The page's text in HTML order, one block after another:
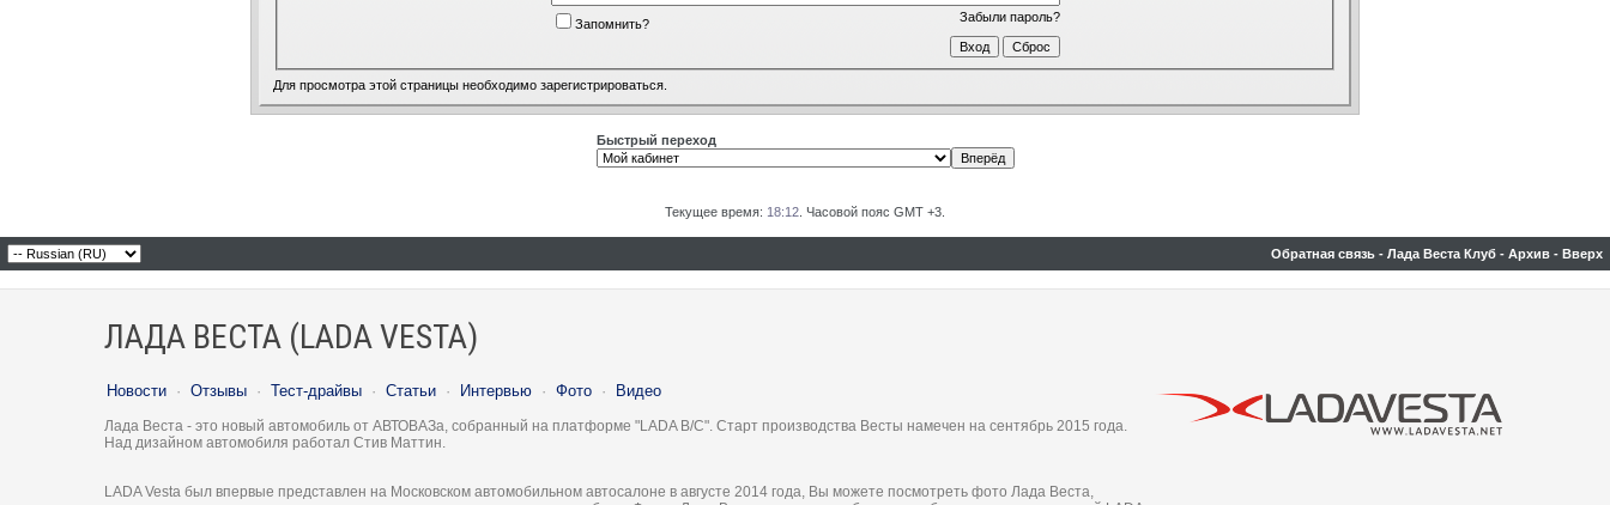
Забыли пароль?
Запомнить?
Для просмотра этой страницы необходимо зарегистрироваться
Быстрый переход
Текущее время: 18:12 . Часовой пояс GMT +3.
Обратная связь - Лада Веста Клуб - Архив - Вверх
ЛАДА ВЕСТА (LADA VESTA)
Новости · Отзывы · Тест-драйвы · Статьи · Интервью · Фото · Видео
Лада Веста - это новый автомобиль от АВТОВАЗа, собранный на платформе "LADA B/C". Старт производства Весты намечен на сентябрь 2015 года.
Над дизайном автомобиля работал Стив Маттин.
LADA Vesta был впервые представлен на Московском автомобильном автосалоне в августе 2014 года, Вы можете посмотреть фото Лада Веста,